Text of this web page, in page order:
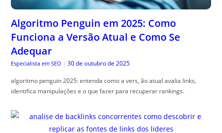
Algoritmo Penguin em 2025: Como
Funciona a Versão Atual e Como Se
Adequar
Especialista em SEO | 30 de outubro de 2025
algoritmo penguin 2025: entenda como a vers, ão atual avalia links,
identifica manipulações e o que fazer para recuperar rankings.